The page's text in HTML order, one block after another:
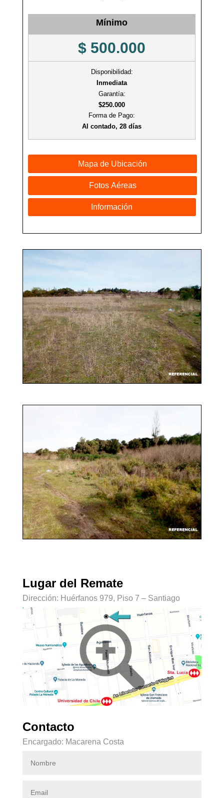
Mínimo
$ 500.000
Disponibilidad:
Inmediata
Garantía:
$250.000
Forma de Pago:
Al contado, 28 días
Mapa de Ubicación
Fotos Aéreas
Información
Lugar del Remate
Dirección: Huérfanos 979, Piso 7 – Santiago
Contacto
Encargado: Macarena Costa